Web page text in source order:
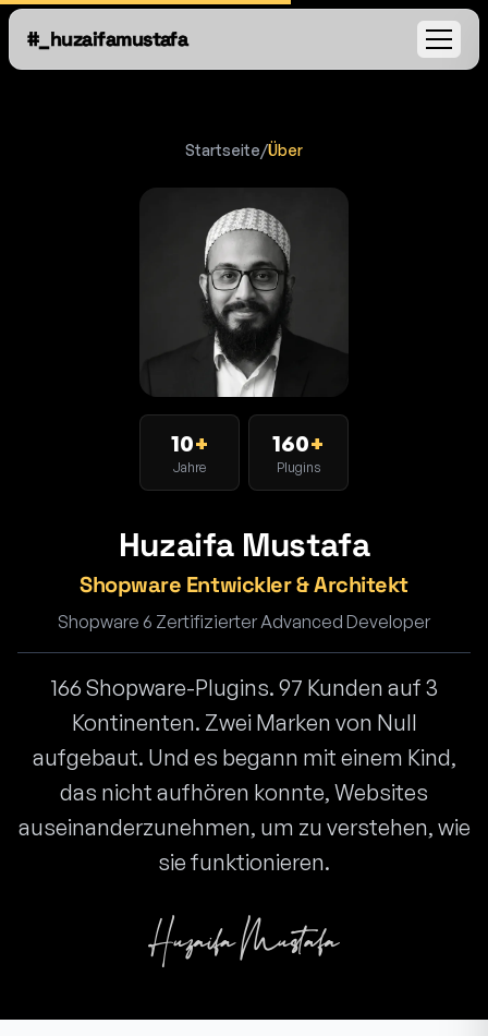
#_huzaifamustafa Open
Startseite/Über
10+
Jahre
160+
Plugins
Huzaifa Mustafa
Shopware Entwickler & Architekt
Shopware 6 Zertifizierter Advanced Developer
166 Shopware-Plugins. 97 Kunden auf 3
Kontinenten. Zwei Marken von Null
aufgebaut. Und es begann mit einem Kind,
das nicht aufhören konnte, Websites
auseinanderzunehmen, um zu verstehen, wie
sie funktionieren.